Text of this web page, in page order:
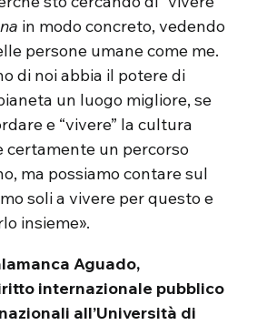
in modo concreto, vedendo
persone umane come me.
di noi abbia il potere di
un luogo migliore, se
e “vivere” la cultura
certamente un percorso
ma possiamo contare sul
soli a vivere per questo e
insieme».
Aguado,
internazionale pubblico
all’Università di